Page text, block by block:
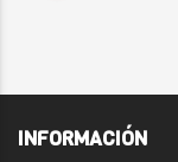
INFORMACIÓN